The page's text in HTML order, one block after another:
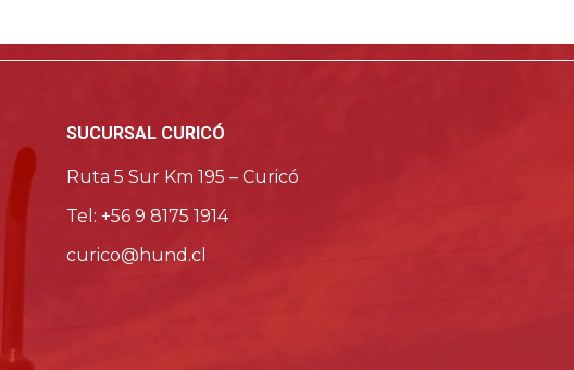
SUCURSAL CURICÓ
Ruta 5 Sur Km 195 – Curicó
Tel: +56 9 8175 1914
curico@hund.cl